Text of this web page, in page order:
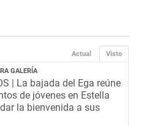
Visto
Actual
GALERÍA
| La bajada del Ega reúne
de jóvenes en Estella
la bienvenida a sus